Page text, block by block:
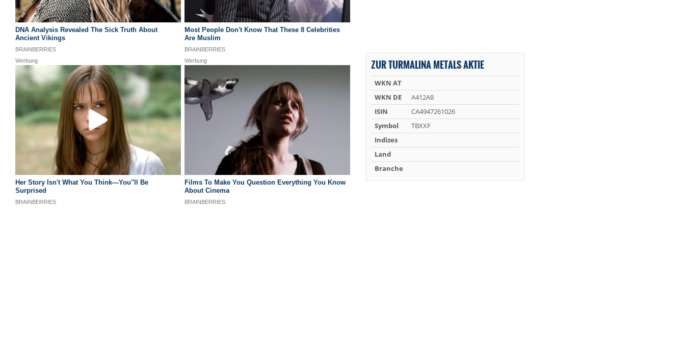
ZUR TURMALINA METALS AKTIE
WKN AT
WKN DE
A412A8
ISIN
CA4947261026
Symbol
TBXXF
Indizes
Land
Branche